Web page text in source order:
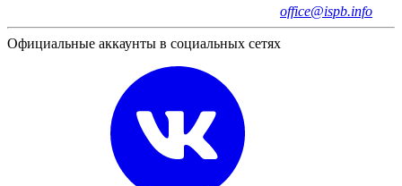
office@ispb.info
Официальные аккаунты в социальных сетях